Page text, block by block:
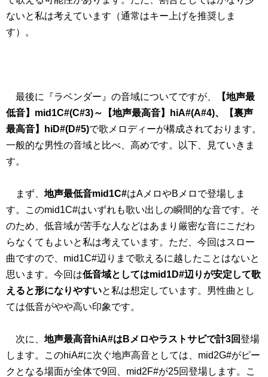
ないと私は考えています（通常はキー上げを推奨しま
す）。
最後に『ラベンダー』の音域についてですが、
【地声最
低音】mid1C#(C#3)～【地声最高音】hiA#(A#4)、【裏声
最高音】hiD#(D#5)で歌メロディーが構成されております。
一般的な男性の音域と比べ、高めです。以下、見ていきま
す。
まず、 地声最低音mid1C#はAメロやBメロで登場しま
す。このmid1C#はいずれも歌い出しの瞬間的な音です。そ
のため、低音域が苦手な人などはあまり厳密な音にこだわ
らなくてもよいと私は考えています。ただ、今回はスロー
曲ですので、mid1C#辺りまで歌えるに越したことはないと
思います。今回は低音域としてはmid1D#辺りが安定して歌
えると形になりやすいと私は想定しています。男性曲とし
ては低音がやや高い印象です。
次に、 地声最高音hiA#はBメロやラストサビで計3回登場
します。このhiA#に次ぐ地声高音としては、mid2G#がピー
クとなる場面が全体で9回、mid2F#が25回登場します。こ